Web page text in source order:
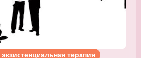
экзистенциальная терапия